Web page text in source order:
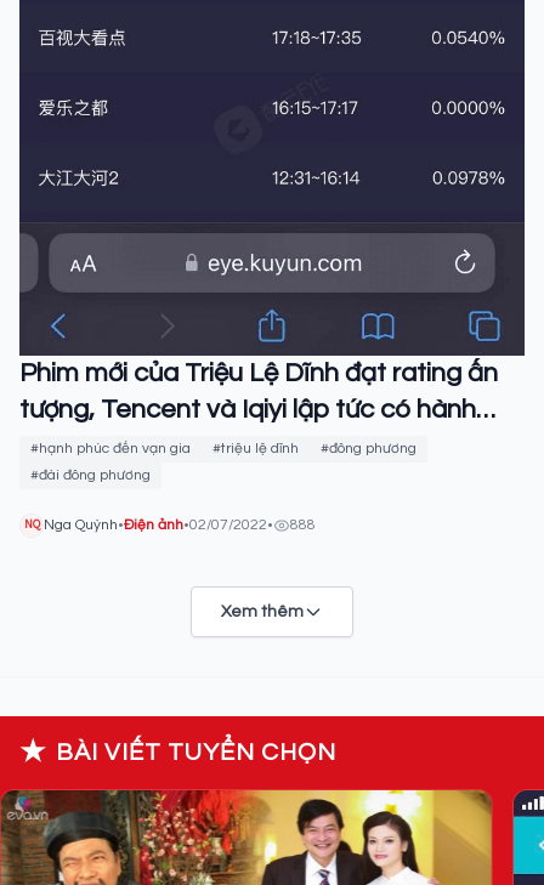
Phim mới của Triệu Lệ Dĩnh đạt rating ấn
tượng, Tencent và Iqiyi lập tức có hành
động 'ăn theo'
#hạnh phúc đến vạn gia #triệu lệ dĩnh
#đông phương
#đài đông phương
NQ Nga Quỳnh•Điện ảnh•02/07/2022• 888
Xem thêm
★ BÀI VIẾT TUYỂN CHỌN